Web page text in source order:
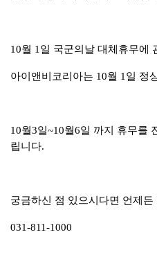
10월 1일 국군의날 대체휴무에
아이앤비코리아는 10월 1일 정
10월3일~10월6일 까지 휴무를
립니다.
궁금하신 점 있으시다면 언제
031-811-1000